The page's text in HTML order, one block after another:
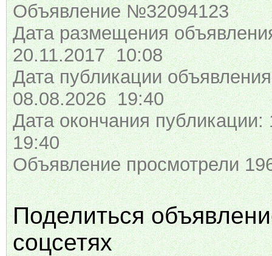
Объявление №32094123
Дата размещения
20.11.2017 10:08
Дата публикации
08.08.2026 19:40
Дата окончания публикации:
19:40
Объявление просмотрели
Поделиться
соцсетях